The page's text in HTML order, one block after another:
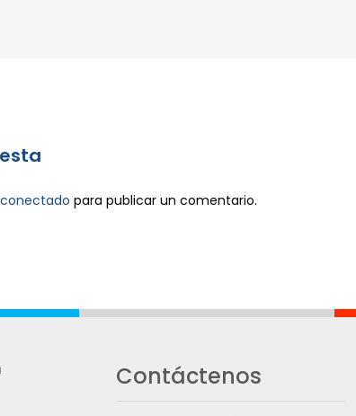
conectado para publicar un comentario.
Contáctenos